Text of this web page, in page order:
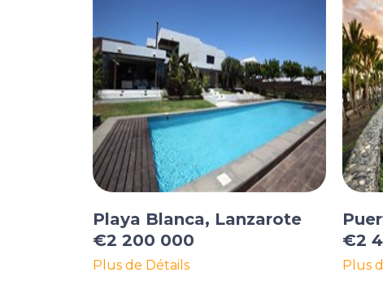
Playa Blanca, Lanzarote
€2 200 000
Plus de Détails
€2
Plus